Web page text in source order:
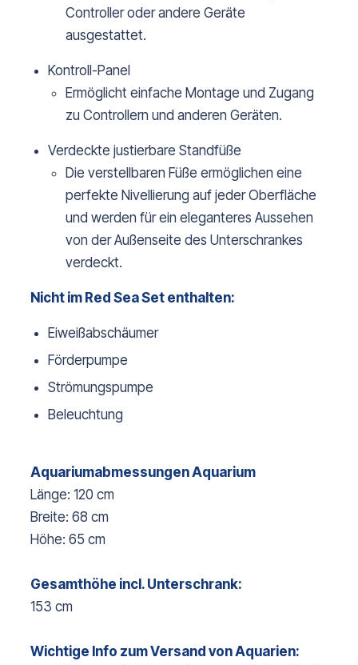
Controller oder andere Geräte
ausgestattet.
Kontroll-Panel
Ermöglicht einfache Montage und Zugang
zu Controllern und anderen Geräten.
Verdeckte justierbare Standfüße
Die verstellbaren Füße ermöglichen eine
perfekte Nivellierung auf jeder Oberfläche
und werden für ein eleganteres Aussehen
von der Außenseite des Unterschrankes
verdeckt.
Nicht im Red Sea Set enthalten:
Eiweißabschäumer
Förderpumpe
Strömungspumpe
Beleuchtung
Aquariumabmessungen Aquarium
Länge: 120 cm
Breite: 68 cm
Höhe: 65 cm
Gesamthöhe incl. Unterschrank:
153 cm
Wichtige Info zum Versand von Aquarien: